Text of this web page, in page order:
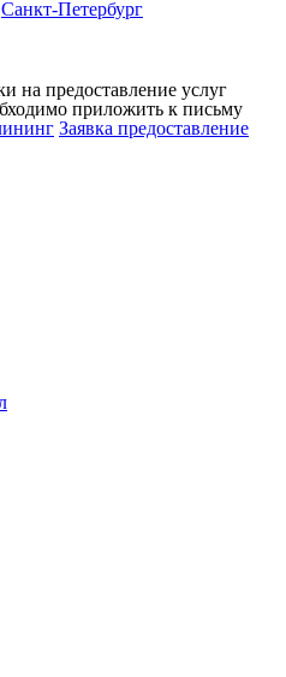
Санкт-Петербург
на предоставление услуг
приложить к письму
Заявка предоставление